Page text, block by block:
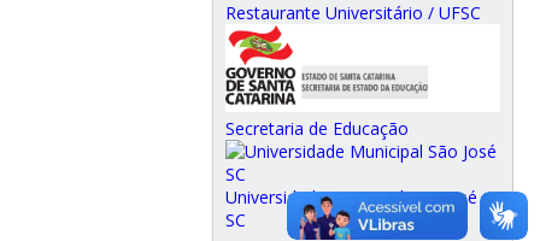
Restaurante Universitário / UFSC
Secretaria de Educação
Universidade Municipal São José
SC